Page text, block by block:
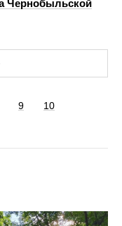
Чернобыльской
9 10